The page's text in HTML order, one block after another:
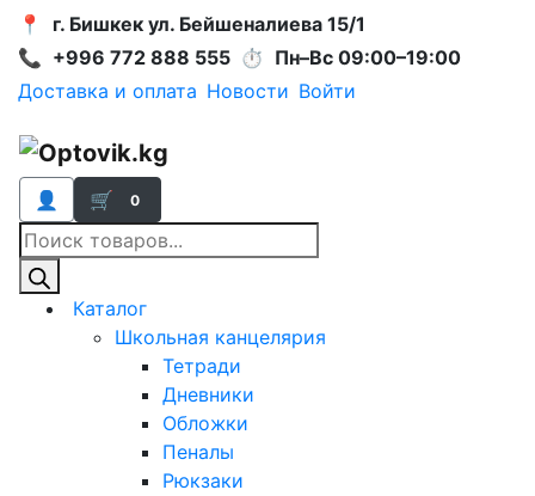
📍
г. Бишкек ул. Бейшеналиева 15/1
📞 +996 772 888 555 ⏱ Пн–Вс 09:00–19:00
Доставка и оплата Новости Войти
👤 🛒 0
Поиск
товаров
Каталог
Школьная канцелярия
Тетради
Дневники
Обложки
Пеналы
Рюкзаки